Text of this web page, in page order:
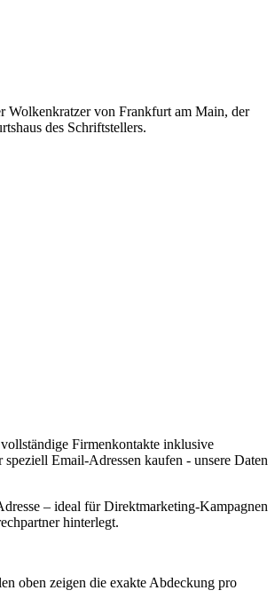
Wolkenkratzer von Frankfurt am Main, der
des Schriftstellers.
Firmenkontakte inklusive
Email-Adressen kaufen - unsere Daten
– ideal für Direktmarketing-Kampagnen
hinterlegt.
oben zeigen die exakte Abdeckung pro